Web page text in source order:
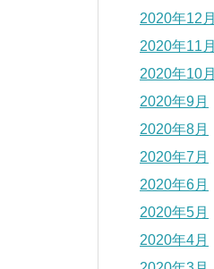
2020年12月
2020年11月
2020年10月
2020年9月
2020年8月
2020年7月
2020年6月
2020年5月
2020年4月